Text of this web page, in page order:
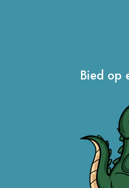
Bied op